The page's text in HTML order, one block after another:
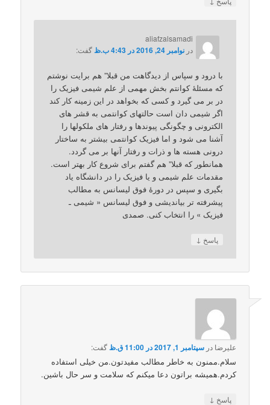
aliafzalsamadi
درنوامبر 24, 2016 در 4:43 ب.ظ گفت:
با درود و سپاس از دیدگاهت من قبلا” هم برایت نوشتم
که مسئلۀ کوانتم بخش مهمی از علم شیمی فیزیک را
در بر می گیرد و کسی که بخواهد در این زمینه کار کند
اگر شیمی دان است حالتهای کوانتمی به قشر های
الکترونی و چگونگی پیوندها و رفتار های ملکولها را
آشنا می شود و اما فیزیک کوانتمی بیشتر به ساختار
درونی هسته ها و ذرات و رفتار آنها بر می گردد.
همانطور که قبلا” هم گفتم برای شروع کار بهتر است.
مقدمات علم شیمی و یا فیزیک را در دانشگاه یاد
بگیری و سپس در دورۀ فوق لیسانس به مطالب
پیشرفته تر بیاندیشی و فوق لیسانس « شیمی ـ
فیزیک » را انتخاب کنی. صمدی
پاسخ ↓
علیرضا درسپتامبر 1, 2017 در 11:00 ق.ظ گفت:
سلام.ممنون به خاطر مطالب مفیدتون.من خیلی استفاده
کردم.همیشه براتون دعا میکنم که سلامت و سر حال باشین.
پاسخ ↓